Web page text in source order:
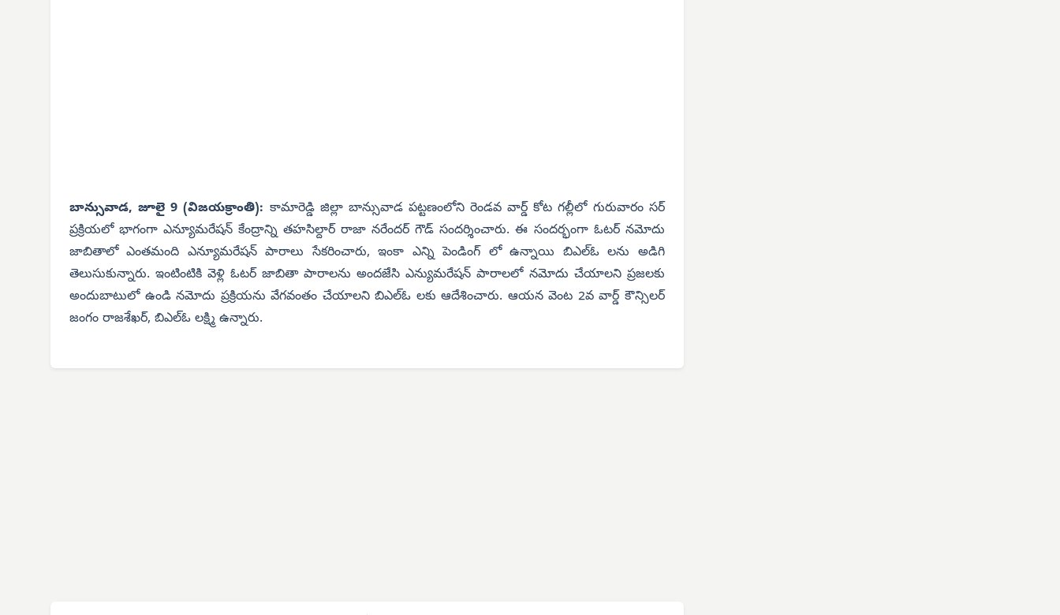
బాన్సువాడ, జూలై 9 (విజయక్రాంతి): కామారెడ్డి జిల్లా బాన్సువాడ పట్టణంలోని రెండవ వార్డ్ కోట గల్లీలో గురువారం సర్
ప్రక్రియలో భాగంగా ఎన్యూమరేషన్ కేంద్రాన్ని తహసిల్దార్ రాజా నరేందర్ గౌడ్ సందర్శించారు. ఈ సందర్భంగా ఓటర్ నమోదు
జాబితాలో ఎంతమంది ఎన్యూమరేషన్ పారాలు సేకరించారు, ఇంకా ఎన్ని పెండింగ్ లో ఉన్నాయి బిఎల్ఓ లను అడిగి
తెలుసుకున్నారు. ఇంటింటికి వెళ్లి ఓటర్ జాబితా పారాలను అందజేసి ఎన్యుమరేషన్ పారాలలో నమోదు చేయాలని ప్రజలకు
అందుబాటులో ఉండి నమోదు ప్రక్రియను వేగవంతం చేయాలని బిఎల్ఓ లకు ఆదేశించారు. ఆయన వెంట 2వ వార్డ్ కౌన్సిలర్
జంగం రాజశేఖర్, బిఎల్ఓ లక్ష్మి ఉన్నారు.